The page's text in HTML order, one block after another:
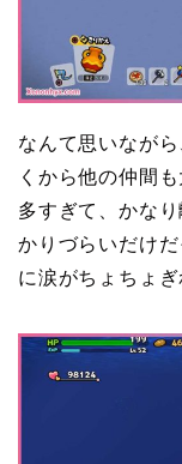
なんて思いなが
くから他の仲間
多すぎて、かな
かりづらいだけ
に涙がちょちょぎ